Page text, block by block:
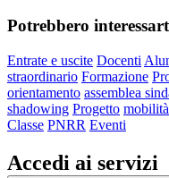
Potrebbero
Entrate e uscite Docenti
straordinario Formazione
orientamento assemblea
shadowing Progetto
Classe PNRR Eventi
Accedi ai servizi